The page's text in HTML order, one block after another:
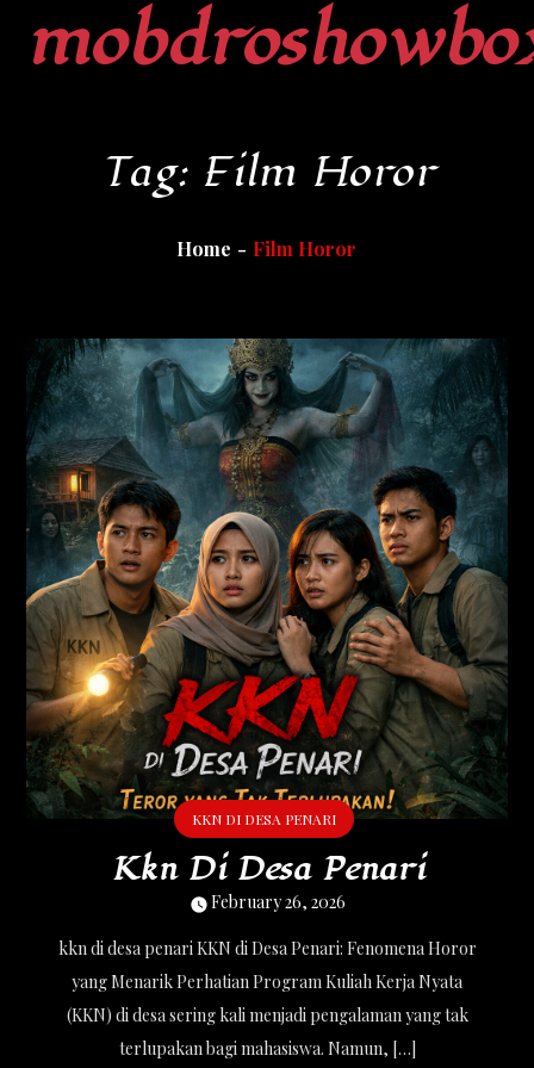
Tag: Film Horor
Home Film Horor
KKN DI DESA PENARI
Kkn Di Desa Penari
February 26, 2026
kkn di desa penari KKN di Desa Penari: Fenomena Horor
yang Menarik Perhatian Program Kuliah Kerja Nyata
(KKN) di desa sering kali menjadi pengalaman yang tak
terlupakan bagi mahasiswa. Namun, […]